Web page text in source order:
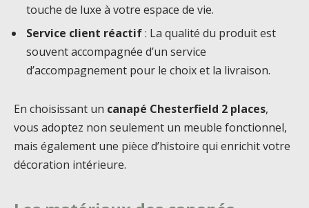
touche de luxe à votre espace de vie.
Service client réactif: La qualité du produit est
souvent accompagnée d’un service
d’accompagnement pour le choix et la livraison.
En choisissant un canapé Chesterfield 2 places,
vous adoptez non seulement un meuble fonctionnel,
mais également une pièce d’histoire qui enrichit votre
décoration intérieure.